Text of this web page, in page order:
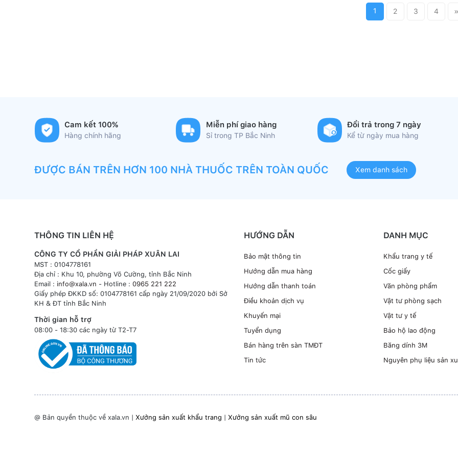
1 2 3 4
Cam kết 100%
Hàng chính hãng
Miễn phí giao hàng
Sỉ trong TP Bắc Ninh
Đổi trả trong 7 ngày
Kể từ ngày mua hàng
ĐƯỢC BÁN TRÊN HƠN 100 NHÀ THUỐC TRÊN TOÀN QUỐC Xem danh sách
THÔNG TIN LIÊN HỆ
CÔNG TY CỔ PHẦN GIẢI PHÁP XUÂN LAI
MST : 0104778161
Địa chỉ : Khu 10, phường Võ Cường, tỉnh Bắc Ninh
Email : info@xala.vn - Hotline : 0965 221 222
Giấy phép ĐKKD số: 0104778161 cấp ngày 21/09/2020 bởi Sở
KH & ĐT tỉnh Bắc Ninh
Thời gian hỗ trợ
08:00 - 18:30 các ngày từ T2-T7
HƯỚNG DẪN
Bảo mật thông tin
Hướng dẫn mua hàng
Hướng dẫn thanh toán
Điều khoản dịch vụ
Khuyến mại
Tuyển dụng
Bán hàng trên sàn TMĐT
Tin tức
DANH MỤC
Khẩu trang y tế
Cốc giấy
Văn phòng phẩm
Vật tư phòng sạch
Vật tư y tế
Bảo hộ lao động
Băng dính 3M
Nguyên phụ liệu sản
@ Bản quyền thuộc về xala.vn | Xưởng sản xuất khẩu trang | Xưởng sản xuất mũ con sâu